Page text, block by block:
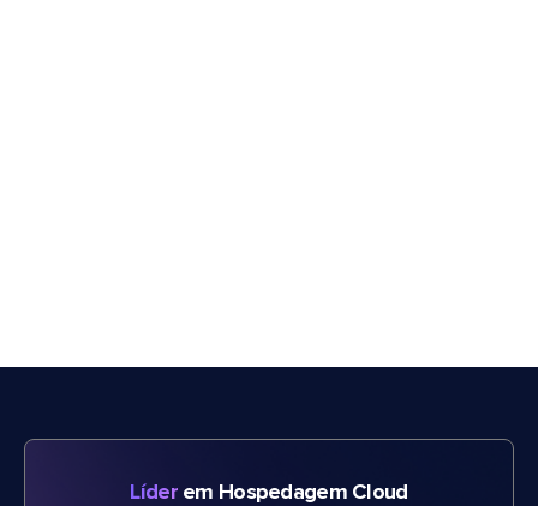
Líderem Hospedagem Cloud